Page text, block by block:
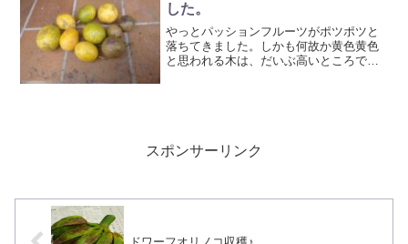
した。
やっとパッションフルーツがポツポツと
落ちてきました。しかも何故か黄色黄色
と思われる木は、だいぶ高いところで実
スポンサーリンク